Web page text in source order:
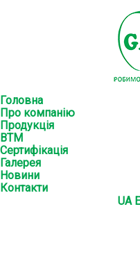
Головна
Про компанію
Продукція
ВТМ
Сертифікація
Галерея
Новини
Контакти
UA